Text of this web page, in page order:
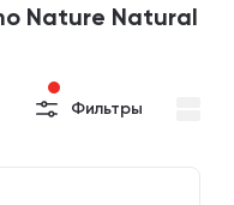
Nature Natural
Фильтры